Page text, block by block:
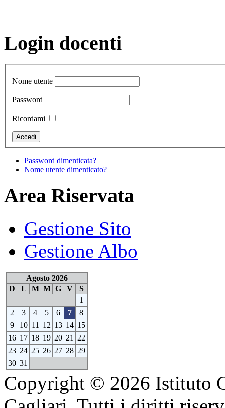
Login docenti
Nome utente
Password
Ricordami
Password dimenticata?
Nome utente dimenticato?
Area Riservata
Gestione Sito
Gestione Albo
Agosto 2026
D
L M M G V
S
1
2
3 4 5 6 7
8
9
10 11 12 13 14 15
16 17 18 19 20 21
22
23 24 25 26 27 28 29
30 31
Copyright © 2026 Istituto